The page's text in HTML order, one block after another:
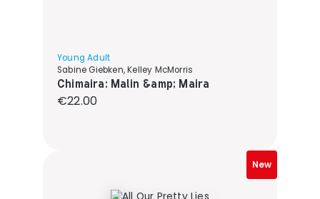
Young Adult
Sabine Giebken, Kelley McMorris
Chimaira: Malin &amp; Maira
Regular price:
€22.00
New